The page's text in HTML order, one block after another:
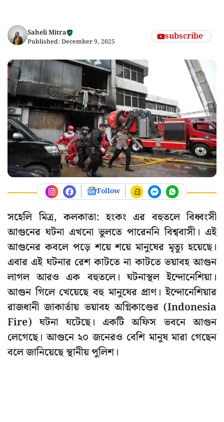
Saheli Mitra
Published: December 9, 2025 subscribe
Follow
সহেলি মিত্র, কলকাতা: হংকং এর বহুতলে বিধ্বংসী
আগুনের ঘটনা এখনো ভুলতে পারেননি বিশ্ববাসী। এই
আগুনের কবলে পড়ে শয়ে শয়ে মানুষের মৃত্যু হয়েছে।
এবার এই ঘটনার রেশ কাটতে না কাটতে ভয়াবহ আগুন
লাগল আরও এক বহুতলে। ঘটনাস্থল ইন্দোনেশিয়া।
আগুন গিলে খেয়েছে বহু মানুষের প্রাণ। ইন্দোনেশিয়ার
রাজধানী জাকার্তায় ভয়াবহ অগ্নিকাণ্ডের (Indonesia
Fire) ঘটনা ঘটেছে। একটি অফিস ভবনে আগুন
লেগেছে। আগুনে ২০ জনেরও বেশি মানুষ মারা গেছেন
বলে জানিয়েছে স্থানীয় পুলিশ।